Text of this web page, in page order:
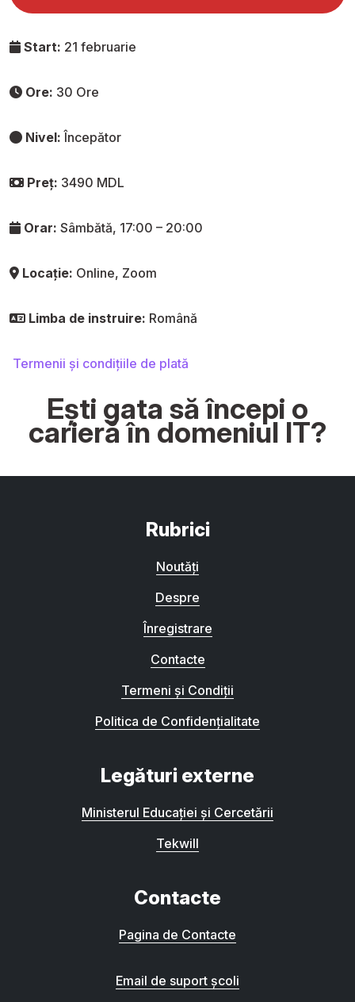
Start: 21 februarie
Ore: 30 Ore
Nivel: Începător
Preț: 3490 MDL
Orar: Sâmbătă, 17:00 – 20:00
Locație: Online, Zoom
Limba de instruire: Română
Termenii și condițiile de plată
Ești gata să începi o
carieră în domeniul IT?
Rubrici
Noutăți
Despre
Înregistrare
Contacte
Termeni și Condiții
Politica de Confidențialitate
Legături externe
Ministerul Educației și Cercetării
Tekwill
Contacte
Pagina de Contacte
Email de suport școli